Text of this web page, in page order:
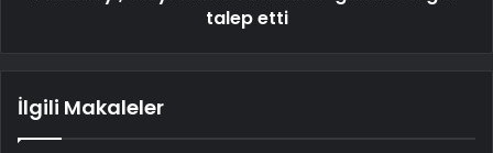
talep etti
İlgili Makaleler